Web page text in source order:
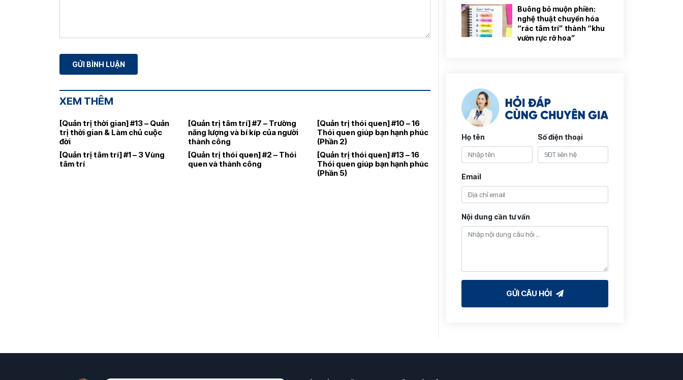
XEM THÊM
[Quản trị thời gian] #13 – Quản
trị thời gian & Làm chủ cuộc
đời
[Quản trị tâm trí] #7 – Trường
năng lượng và bí kíp của người
thành công
[Quản trị thói quen] #10 – 16
Thói quen giúp bạn hạnh phúc
(Phần 2)
[Quản trị tâm trí] #1 – 3 Vùng
tâm trí
[Quản trị thói quen] #2 – Thói
quen và thành công
[Quản trị thói quen] #13 – 16
Thói quen giúp bạn hạnh phúc
(Phần 5)
Buông bỏ muộn phiền:
nghệ thuật chuyển hóa
“rác tâm trí” thành “khu
vườn rực rỡ hoa”
Họ tên Số điện thoại
Email
Nội dung cần tư vấn
GỬI CÂU HỎI